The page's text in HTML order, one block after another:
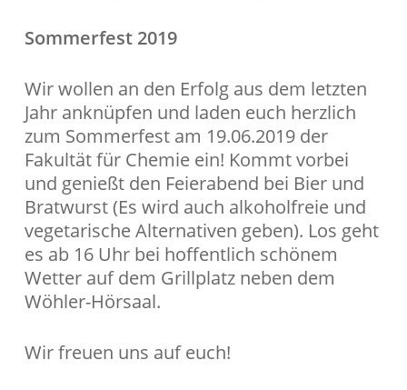
Sommerfest 2019
Wir wollen an den Erfolg aus dem letzten
Jahr anknüpfen und laden euch herzlich
zum Sommerfest am 19.06.2019 der
Fakultät für Chemie ein! Kommt vorbei
und genießt den Feierabend bei Bier und
Bratwurst (Es wird auch alkoholfreie und
vegetarische Alternativen geben). Los geht
es ab 16 Uhr bei hoffentlich schönem
Wetter auf dem Grillplatz neben dem
Wöhler-Hörsaal.
Wir freuen uns auf euch!